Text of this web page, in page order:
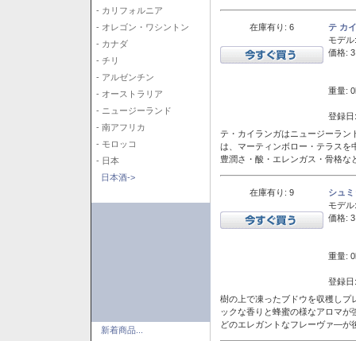
- カリフォルニア
- オレゴン・ワシントン
- カナダ
- チリ
- アルゼンチン
- オーストラリア
- ニュージーランド
- 南アフリカ
- モロッコ
- 日本
日本酒->
新着商品...
在庫有り: 6
テ カ
モデル:
価格:
重量:
登録
テ・カイランガはニュージーラン
は、マーティンボロー・テラスを
豊潤さ・酸・エレンガス・骨格
在庫有り: 9
シュ
モデル:
価格:
重量:
登録
樹の上で凍ったブドウを収穫しプ
ックな香りと蜂蜜の様なアロマ
どのエレガントなフレーヴァ―が